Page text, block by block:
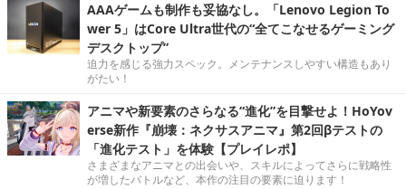
AAAゲームも制作も妥協なし。「Lenovo Legion To
wer 5」はCore Ultra世代の“全てこなせるゲーミング
デスクトップ”
迫力を感じる強力スペック。メンテナンスしやすい構造もあり
がたい！
アニマや新要素のさらなる“進化”を目撃せよ！HoYov
erse新作『崩壊：ネクサスアニマ』第2回βテストの
「進化テスト」を体験【プレイレポ】
さまざまなアニマとの出会いや、スキルによってさらに戦略性
が増したバトルなど、本作の注目の要素に迫ります！